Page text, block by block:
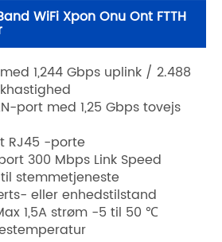
WiFi Xpon Onu Ont FTTH
1,244 Gbps uplink / 2.488
port med 1,25 Gbps tovejs
RJ45 -porte
300 Mbps Link Speed
til stemmetjeneste
eller enhedstilstand
1,5A strøm -5 til 50 ℃